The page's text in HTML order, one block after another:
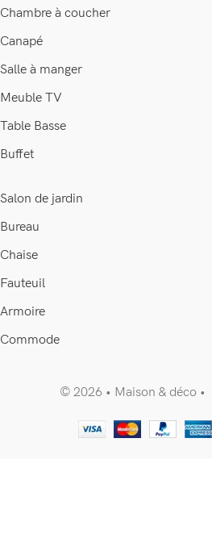
Chambre à coucher
Canapé
Salle à manger
Meuble TV
Table Basse
Buffet
Salon de jardin
Bureau
Chaise
Fauteuil
Armoire
Commode
© 2026 • Maison & déco •